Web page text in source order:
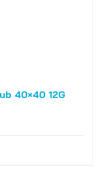
40×40 12G